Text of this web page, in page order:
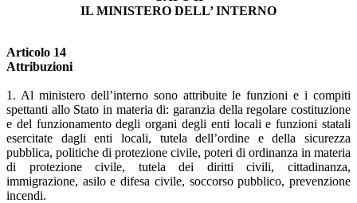
IL MINISTERO DELL’ INTERNO
Articolo 14
Attribuzioni
1. Al ministero dell’interno sono attribuite le funzioni e i compiti
spettanti allo Stato in materia di: garanzia della regolare costituzione
e del funzionamento degli organi degli enti locali e funzioni statali
esercitate dagli enti locali, tutela dell’ordine e della sicurezza
pubblica, politiche di protezione civile, poteri di ordinanza in materia
di protezione civile, tutela dei diritti civili, cittadinanza,
immigrazione, asilo e difesa civile, soccorso pubblico, prevenzione
incendi.